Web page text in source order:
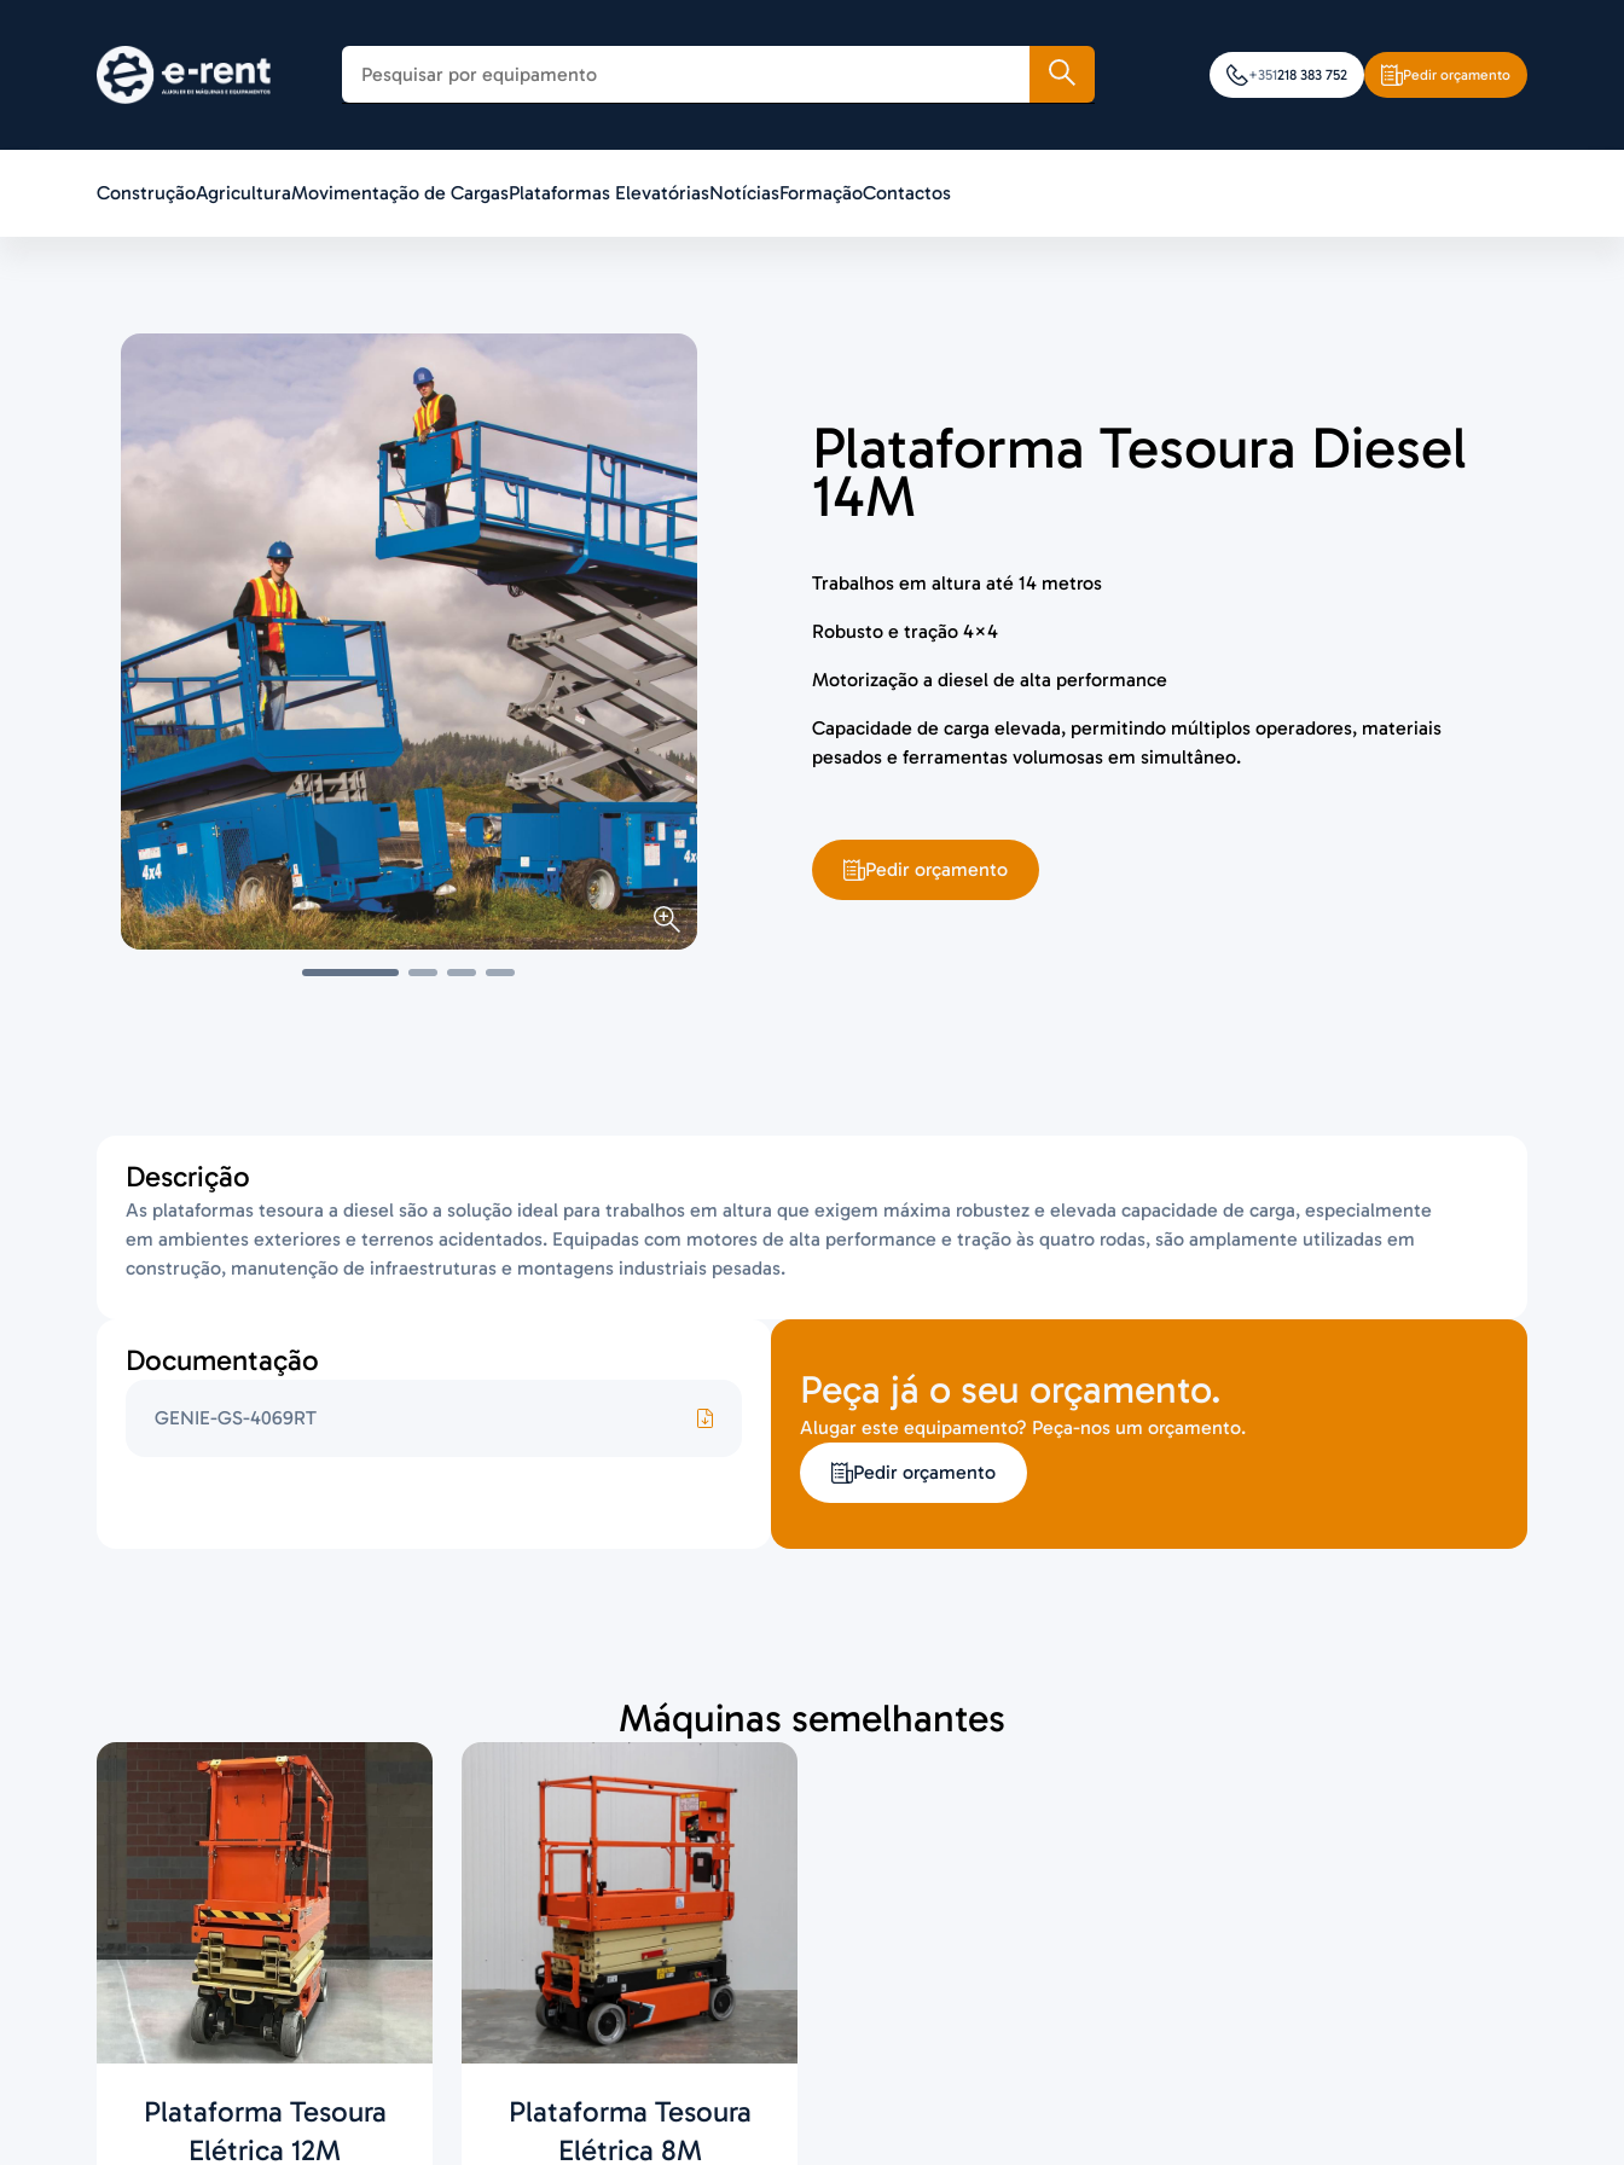
+351218 383 752 Pedir orçamento
ConstruçãoAgriculturaMovimentação de CargasPlataformas ElevatóriasNotíciasFormaçãoContactos
Plataforma Tesoura Diesel
14M
Trabalhos em altura até 14 metros
Robusto e tração 4×4
Motorização a diesel de alta performance
Capacidade de carga elevada, permitindo múltiplos operadores, materiais
pesados e ferramentas volumosas em simultâneo.
Pedir orçamento
Descrição
As plataformas tesoura a diesel são a solução ideal para trabalhos em altura que exigem máxima robustez e elevada capacidade de carga, especialmente
em ambientes exteriores e terrenos acidentados. Equipadas com motores de alta performance e tração às quatro rodas, são amplamente utilizadas em
construção, manutenção de infraestruturas e montagens industriais pesadas.
Documentação
GENIE-GS-4069RT
Peça já o seu orçamento.
Alugar este equipamento? Peça-nos um orçamento.
Pedir orçamento
Máquinas semelhantes
Plataforma Tesoura
Elétrica 12M
Plataforma Tesoura
Elétrica 8M